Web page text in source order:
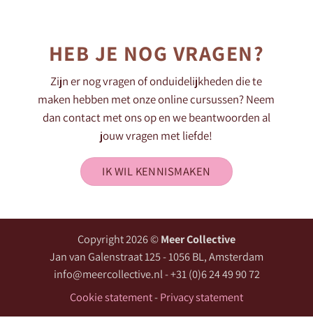
HEB JE NOG VRAGEN?
Zijn er nog vragen of onduidelijkheden die te
maken hebben met onze online cursussen? Neem
dan contact met ons op en we beantwoorden al
jouw vragen met liefde!
IK WIL KENNISMAKEN
Copyright 2026 ©Meer Collective
Jan van Galenstraat 125 - 1056 BL, Amsterdam
info@meercollective.nl - +31 (0)6 24 49 90 72
Cookie statement-Privacy statement